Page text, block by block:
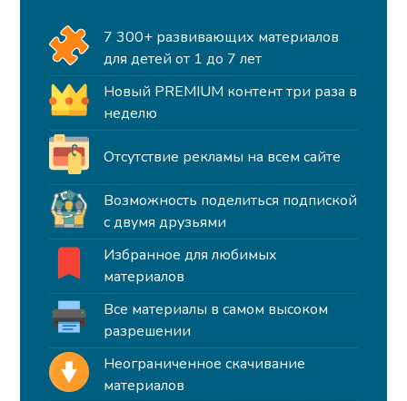
7 300+ развивающих материалов
для детей от 1 до 7 лет
Новый PREMIUM контент три раза в
неделю
Отсутствие рекламы на всем сайте
Возможность поделиться подпиской
с двумя друзьями
Избранное для любимых
материалов
Все материалы в самом высоком
разрешении
Неограниченное скачивание
материалов